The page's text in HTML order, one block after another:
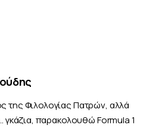
της Φιλολογίας Πατρών, αλλά
γκάζια, παρακολουθώ Formula 1